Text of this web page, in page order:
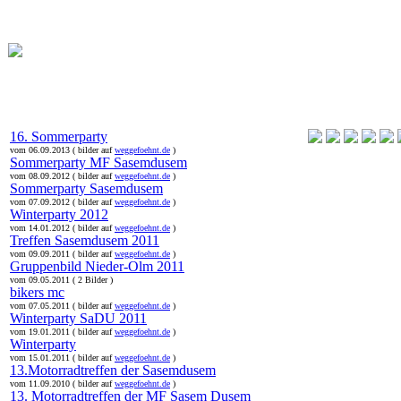
16. Sommerparty
vom 06.09.2013 ( bilder aufweggefoehnt.de )
Sommerparty MF Sasemdusem
vom 08.09.2012 ( bilder aufweggefoehnt.de )
Sommerparty Sasemdusem
vom 07.09.2012 ( bilder aufweggefoehnt.de )
Winterparty 2012
vom 14.01.2012 ( bilder aufweggefoehnt.de )
Treffen Sasemdusem 2011
vom 09.09.2011 ( bilder aufweggefoehnt.de )
Gruppenbild Nieder-Olm 2011
vom 09.05.2011 ( 2 Bilder )
bikers mc
vom 07.05.2011 ( bilder aufweggefoehnt.de )
Winterparty SaDU 2011
vom 19.01.2011 ( bilder aufweggefoehnt.de )
Winterparty
vom 15.01.2011 ( bilder aufweggefoehnt.de )
13.Motorradtreffen der Sasemdusem
vom 11.09.2010 ( bilder aufweggefoehnt.de )
13. Motorradtreffen der MF Sasem Dusem